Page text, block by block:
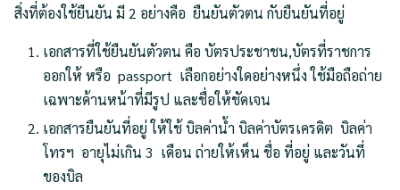
สิ่งที่ต้องใช้ยืนยัน มี 2 อย่างคือ ยืนยันตัวตน กับยืนยันที่อยู่
เอกสารที่ใช้ยืนยันตัวตน คือ บัตรประชาชน,บัตรที่ราชการ
ออกให้ หรือ passport เลือกอย่างใดอย่างหนึ่ง ใช้มือถือถ่าย
เฉพาะด้านหน้าที่มีรูป และชื่อให้ชัดเจน
เอกสารยืนยันที่อยู่ ให้ใช้ บิลค่าน้ำ บิลค่าบัตรเครดิต บิลค่า
โทรฯ อายุไม่เกิน 3 เดือน ถ่ายให้เห็น ชื่อ ที่อยู่ และวันที่
ของบิล